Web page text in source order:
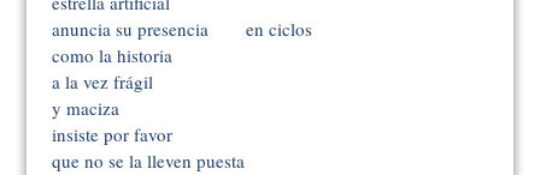
anuncia su presencia en ciclos
como la historia
a la vez frágil
y maciza
insiste por favor
que no se la lleven puesta